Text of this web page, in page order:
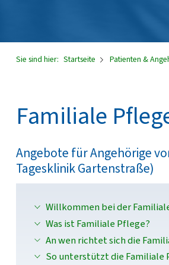
Sie sind hier: Startseite Patienten &
Familiale
Angebote für Angehörige
Tagesklinik Gartenstraße)
Willkommen bei der
Was ist Familiale Pflege?
An wen richtet sich die
So unterstützt die Familiale